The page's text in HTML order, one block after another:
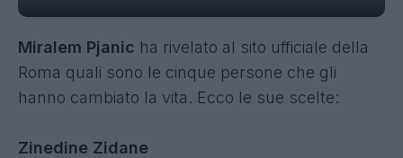
Miralem Pjanic ha rivelato al sito ufficiale della
Roma quali sono le cinque persone che gli
hanno cambiato la vita. Ecco le sue scelte:
Zinedine Zidane